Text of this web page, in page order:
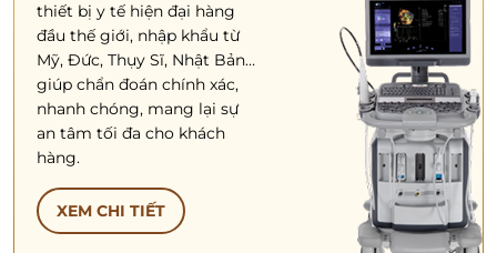
thiết bị y tế hiện đại hàng
đầu thế giới, nhập khẩu từ
Mỹ, Đức, Thụy Sĩ, Nhật Bản…
giúp chẩn đoán chính xác,
nhanh chóng, mang lại sự
an tâm tối đa cho khách
hàng.
XEM CHI TIẾT